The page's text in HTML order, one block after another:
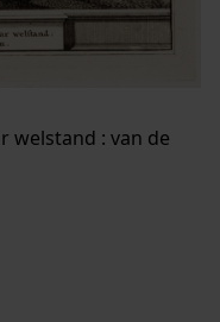
welstand : van de